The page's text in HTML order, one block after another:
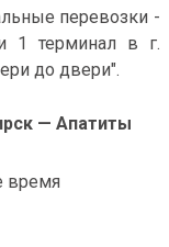
перевозки -
1 терминал в г.
до двери".
— Апатиты
время